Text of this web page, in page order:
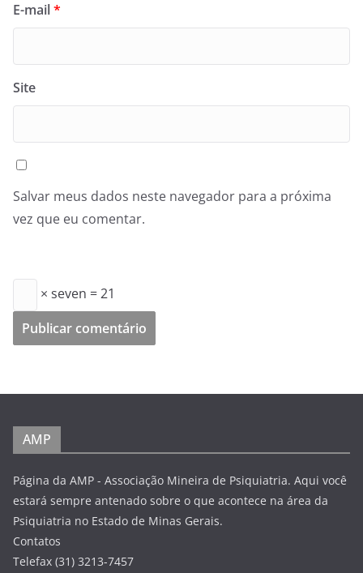
E-mail*
Site
Salvar meus dados neste navegador para a próxima
vez que eu comentar.
× seven = 21
AMP
Página da AMP - Associação Mineira de Psiquiatria. Aqui você
estará sempre antenado sobre o que acontece na área da
Psiquiatria no Estado de Minas Gerais.
Contatos
Telefax (31) 3213-7457